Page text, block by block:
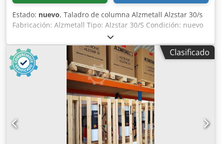
Estado: nuevo, Taladro de columna Alzmetall Alzstar 30/s
Fabricación: Alzmetall Tipo: Alzstar 30/S Condición: nuevo
Capacidad de taladrado acero E335 (St 60) 30 mm corte de
hilo Acero E335 (St 60) M 16 Fundición EN-GJL-200 (GG20) M
20 Husillo corto MK 3 Carrera del husillo 140 mm
Proyección 293 mm Diámetro de la columna 115 mm Mesa
de máquina, soporte utilizable 514 x 360 mm Ranuras en
T, número x ancho x distancia 2 x 14 x 224 mm Distancia
mesa husillo mín./máx. 132/724 mm Mano de alimentación
Altura de la máquina sin opciones aprox. Peso neto aprox.
260 kg Dcsdpfx Absy S Ar Ho Rjk Accionamiento
continuamente variable Motor 750 / 1500 rpm 750 / 1500
rpm Potencia 1,0 / 1,6 kW 1,0 / 1,6 kW Velocidad del husillo
Clasificado